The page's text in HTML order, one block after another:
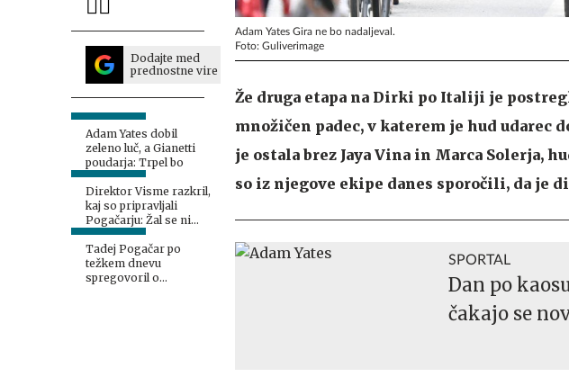
Dodajte med
prednostne vire
Adam Yates dobil
zeleno luč, a Gianetti
poudarja: Trpel bo
Direktor Visme razkril,
kaj so pripravljali
Pogačarju: Žal se ni
izšlo
Tadej Pogačar po
težkem dnevu
spregovoril o
Adam Yates Gira ne bo nadaljeval.
Foto: Guliverimage
Že druga etapa na Dirki po Italiji je
množičen padec, v katerem je hud udarec
je ostala brez Jaya Vina in Marca Solerja,
so iz njegove ekipe danes sporočili, da je
SPORTAL
Dan po
čakajo se